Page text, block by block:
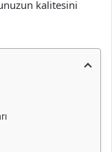
kalitesini